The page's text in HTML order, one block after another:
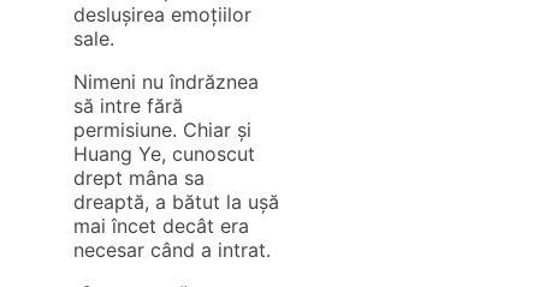
deslușirea emoțiilor
sale.
Nimeni nu îndrăznea
să intre fără
permisiune. Chiar și
Huang Ye, cunoscut
drept mâna sa
dreaptă, a bătut la ușă
mai încet decât era
necesar când a intrat.